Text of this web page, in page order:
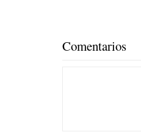
Comentarios